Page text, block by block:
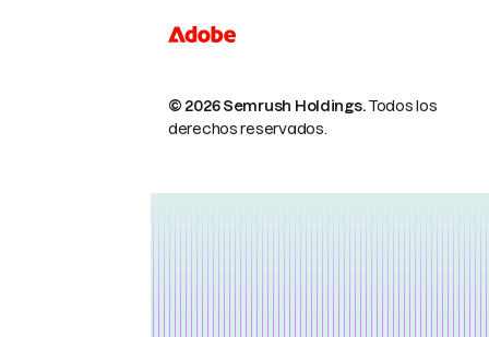
© 2026 Semrush Holdings.Todos los
derechos reservados.